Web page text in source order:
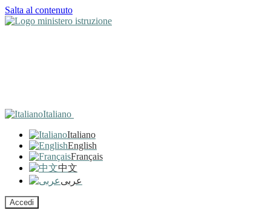
Salta al contenuto
Italiano
Italiano
English
Français
中文
عربى
Accedi